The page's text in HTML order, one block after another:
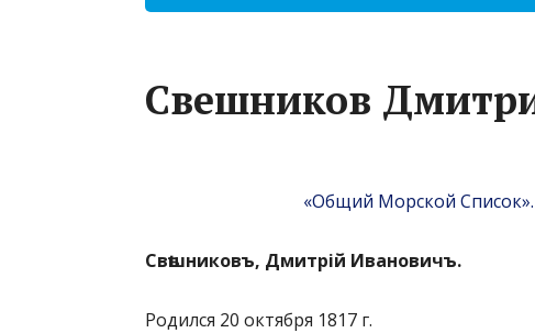
Свешников
«Общий Морской
Свѣшниковъ, Дмитрій Ивановичъ.
Родился 20 октября 1817 г.